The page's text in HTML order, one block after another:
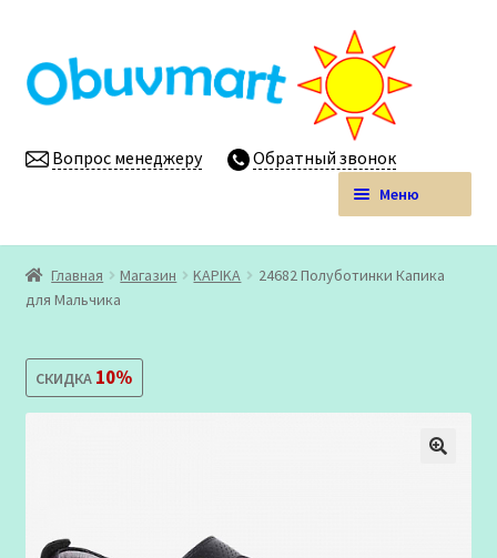
к
навигации
к
содержимому
Вопрос менеджеру Обратный звонок
Меню
Obuvmart.pro | Детская обувь мелким оптом
Магазин
Личный кабинет
Главная Магазин KAPIKA
24682 Полуботинки Капика
для Мальчика
СКИДКА 10%